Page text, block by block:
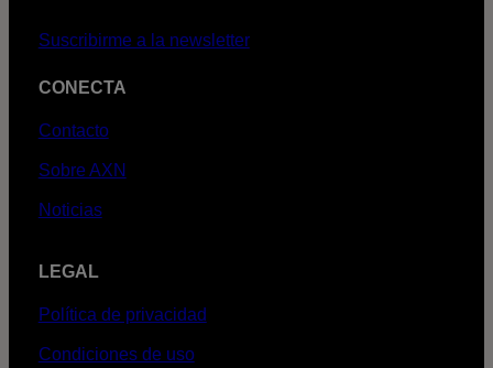
Suscribirme a la newsletter
CONECTA
Contacto
Sobre AXN
Noticias
LEGAL
Política de privacidad
Condiciones de uso